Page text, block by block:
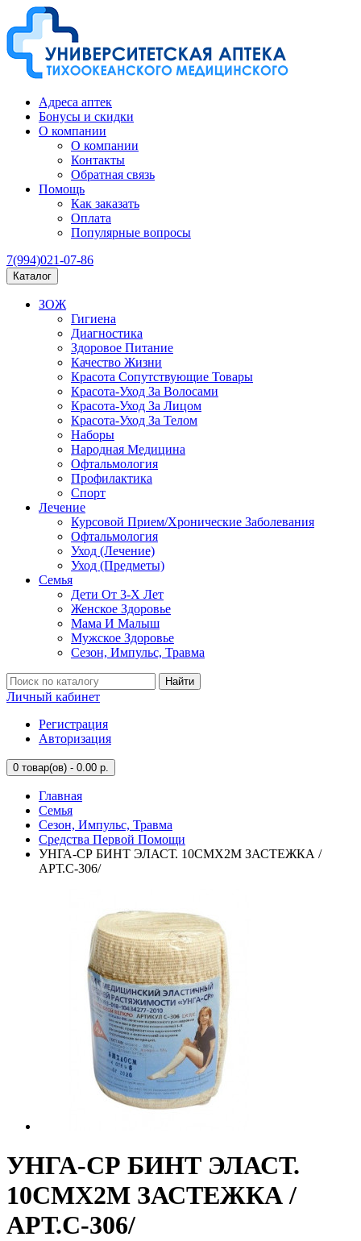
Адреса аптек
Бонусы и скидки
О компании
О компании
Контакты
Обратная связь
Помощь
Как заказать
Оплата
Популярные вопросы
7(994)021-07-86
Каталог
ЗОЖ
Гигиена
Диагностика
Здоровое Питание
Качество Жизни
Красота Сопутствующие Товары
Красота-Уход За Волосами
Красота-Уход За Лицом
Красота-Уход За Телом
Наборы
Народная Медицина
Офтальмология
Профилактика
Спорт
Лечение
Курсовой Прием/Хронические Заболевания
Офтальмология
Уход (Лечение)
Уход (Предметы)
Семья
Дети От 3-Х Лет
Женское Здоровье
Мама И Малыш
Мужское Здоровье
Сезон, Импульс, Травма
Найти
Личный кабинет
Регистрация
Авторизация
0 товар(ов) - 0.00 р.
Главная
Семья
Сезон, Импульс, Травма
Средства Первой Помощи
УНГА-СР БИНТ ЭЛАСТ. 10СМХ2М ЗАСТЕЖКА /
АРТ.С-306/
УНГА-СР БИНТ ЭЛАСТ.
10СМХ2М ЗАСТЕЖКА /
АРТ.С-306/